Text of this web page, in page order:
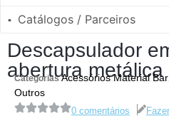
▪ Catálogos / Parceiros
Descapsulador
abertura metálica
Categorias Acessórios Material Bar
Outros
0 comentários